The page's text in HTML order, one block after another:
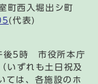
西入堀出シ町
(代表)
後5時 市役所本庁
ずれも土日祝及
ては、各施設のホ